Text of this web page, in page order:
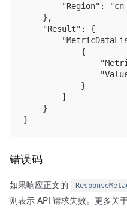
"Region":
    },
    "Result": {
            {
            }
        ]
    }
错误码
如果响应正文的
则表示 API 请求失败。更多关